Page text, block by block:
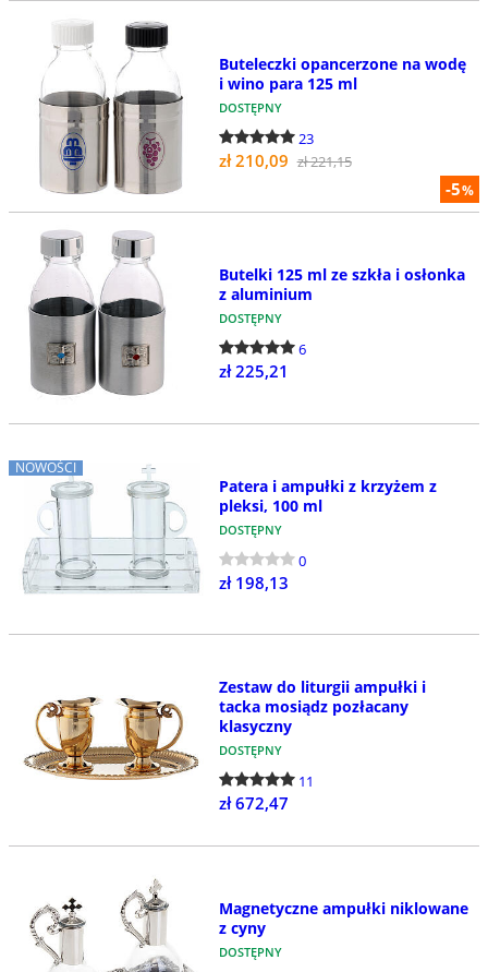
-5%
Buteleczki opancerzone na wodę
i wino para 125 ml
DOSTĘPNY
23
zł 210,09 zł 221,15
Butelki 125 ml ze szkła i osłonka
z aluminium
DOSTĘPNY
6
zł 225,21
NOWOŚCI
Patera i ampułki z krzyżem z
pleksi, 100 ml
DOSTĘPNY
0
zł 198,13
Zestaw do liturgii ampułki i
tacka mosiądz pozłacany
klasyczny
DOSTĘPNY
11
zł 672,47
Magnetyczne ampułki niklowane
z cyny
DOSTĘPNY